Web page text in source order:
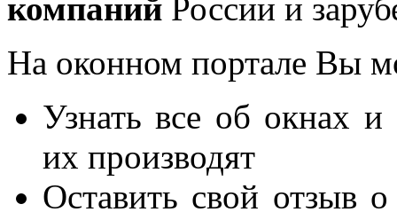
компаний России и
На оконном портале Вы
Узнать все об окнах и
их производят
Оставить свой отзыв